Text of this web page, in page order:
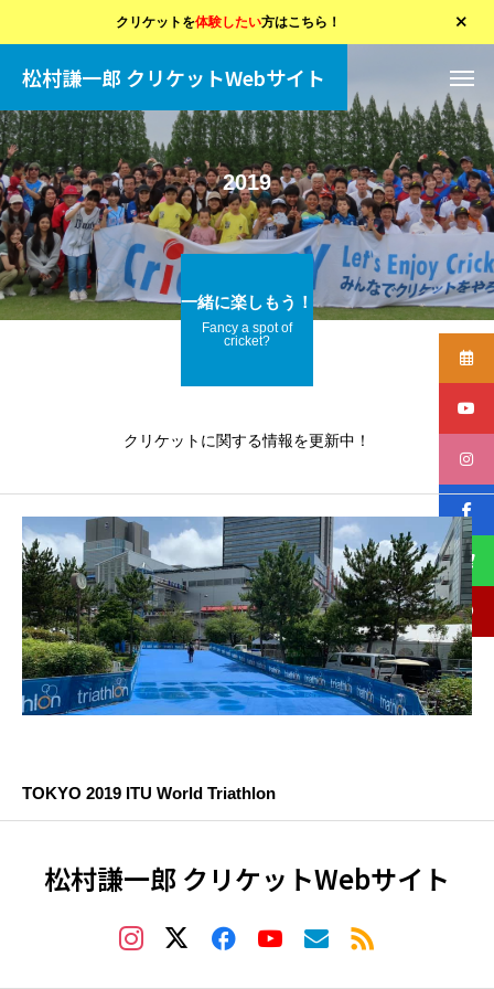
クリケットを体験したい方はこちら！
松村謙一郎 クリケットWebサイト
2019
一緒に楽しもう！
Fancy a spot of
cricket?
クリケットに関する情報を更新中！
TOKYO 2019 ITU World Triathlon
松村謙一郎 クリケットWebサイト